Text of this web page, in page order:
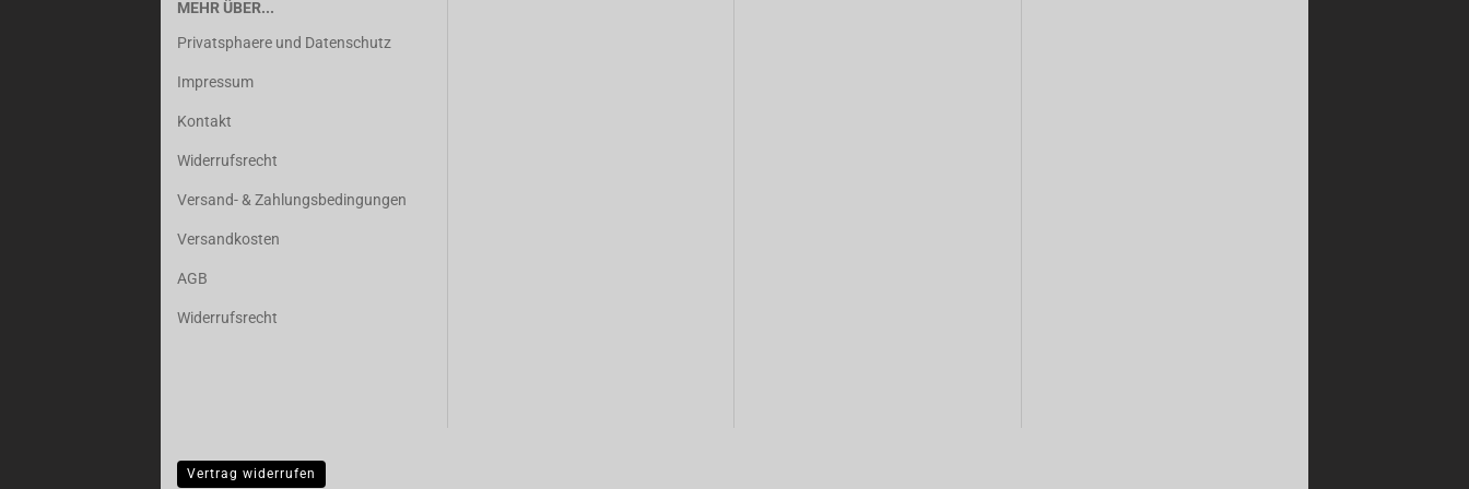
MEHR ÜBER...
Privatsphaere und Datenschutz
Impressum
Kontakt
Widerrufsrecht
Versand- & Zahlungsbedingungen
Versandkosten
AGB
Widerrufsrecht
Vertrag widerrufen